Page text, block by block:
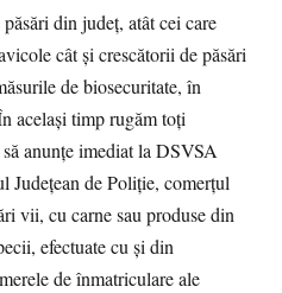
din județ, atât cei care
cât și crescătorii de păsări
de biosecuritate, în
același timp rugăm toți
anunțe imediat la DSVSA
Județean de Poliție, comerțul
vii, cu carne sau produse din
efectuate cu și din
de înmatriculare ale